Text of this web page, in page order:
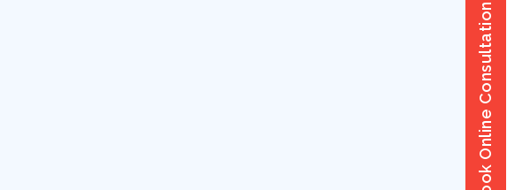
Book Online Consultation